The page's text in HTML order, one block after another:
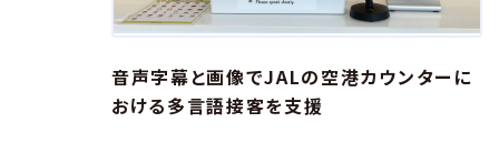
音声字幕と画像でJALの空港カウンターに
おける多言語接客を支援